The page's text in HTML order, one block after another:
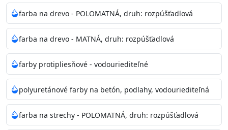
spôsobu aplikácie. Dobre premiešajte a občas opakujte
aj počas náteru. Naneste jednu
vrstvu štetcom, valčekom alebo striekacou pištoľou
farba zasychá na dotyk po 30-60min./23°C po
dokonalom preschnutí minimálne 3-
4hod/23°C je možné aplikovať ďalšiu vrstvu náteru.
Doba schnutia je závislá na poveternostných
podmienkach s vyššou vlhkosťou a nižšou
teplotou sa doba schnutia predlžuje.
farba na drevo - POLOMATNÁ, druh: rozpúšťadlová
farba na drevo - MATNÁ, druh: rozpúšťadlová
farby protipliesňové - vodouriediteľné
polyuretánové farby na betón, podlahy, vodouriediteľná
farba na strechy - POLOMATNÁ, druh: rozpúšťadlová